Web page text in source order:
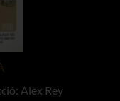
Alex Rey